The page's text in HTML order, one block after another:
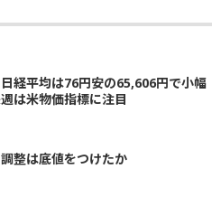
日経平均は76円安の65,606円で小幅
は米物価指標に注目
整は底値をつけたか